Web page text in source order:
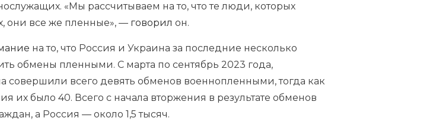
«Мы рассчитываем на то, что те люди, которых
они все же пленные», — говорил он.
на то, что Россия и Украина за последние несколько
обмены пленными. С марта по сентябрь 2023 года,
совершили всего девять обменов военнопленными, тогда как
их было 40. Всего с начала вторжения в результате обменов
а Россия — около 1,5 тысяч.